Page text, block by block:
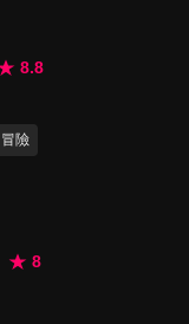
8.8
冒險
8